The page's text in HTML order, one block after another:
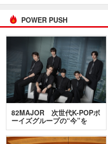
POWER PUSH
82MAJOR 次世代K-POPボ
ーイズグループの“今”を
訊…